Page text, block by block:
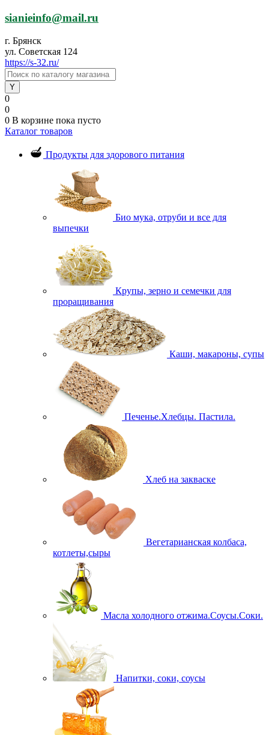
sianieinfo@mail.ru
г. Брянск
ул. Советская 124
https://s-32.ru/
0
0
0 В корзине пока пусто
Каталог товаров
Продукты для здорового питания
Био мука, отруби и все для
выпечки
Крупы, зерно и семечки для
проращивания
Каши, макароны, супы
Печенье.Хлебцы. Пастила.
Хлеб на закваске
Вегетарианская колбаса,
котлеты,сыры
Масла холодного отжима.Соусы.Соки.
Напитки, соки, соусы